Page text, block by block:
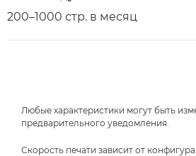
200–1000 стр. в месяц
Любые характеристики могут быть
предварительного уведомления.
Скорость печати зависит от